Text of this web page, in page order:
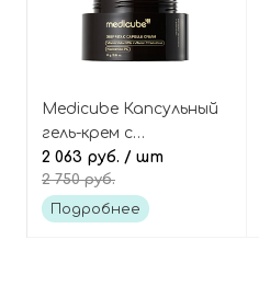
Medicube Капсульный
гель-крем с
витамином С и
ниацинамидом, Deep
Vita C Capsule Cream
2 063 руб. / шт
2 750 руб.
Подробнее